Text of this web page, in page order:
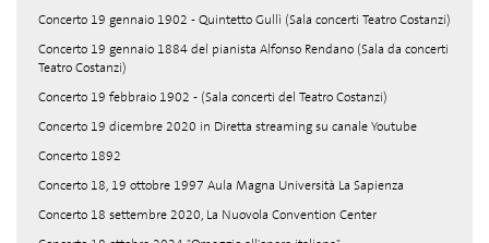
Concerto 19 gennaio 1902 - Quintetto Gullì (Sala concerti Teatro Costanzi)
Concerto 19 gennaio 1884 del pianista Alfonso Rendano (Sala da concerti
Teatro Costanzi)
Concerto 19 febbraio 1902 - (Sala concerti del Teatro Costanzi)
Concerto 19 dicembre 2020 in Diretta streaming su canale Youtube
Concerto 1892
Concerto 18, 19 ottobre 1997 Aula Magna Università La Sapienza
Concerto 18 settembre 2020, La Nuovola Convention Center